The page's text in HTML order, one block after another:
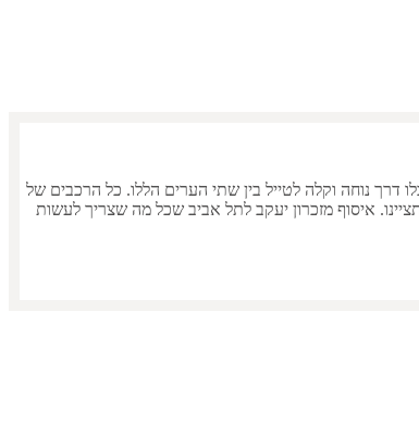
דרך נוחה וקלה לטייל בין שתי הערים הללו. כל הרכבים של
זכרון יעקב לתל אביב שכל מה שצריך לעשות